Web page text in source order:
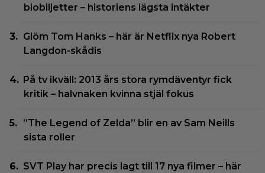
biobiljetter – historiens lägsta intäkter
Glöm Tom Hanks – här är Netflix nya Robert
Langdon-skådis
På tv ikväll: 2013 års stora rymdäventyr fick
kritik – halvnaken kvinna stjäl fokus
”The Legend of Zelda” blir en av Sam Neills
sista roller
SVT Play har precis lagt till 17 nya filmer – här